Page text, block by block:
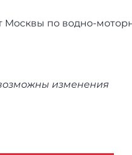
по водно-
изменения